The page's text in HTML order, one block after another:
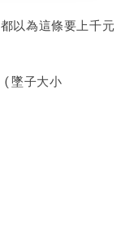
以為這條要上千元
子大小